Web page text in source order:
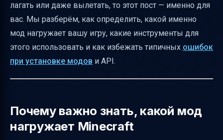
Что такое Fabric API, Architectury API и Fabric
Language Kotlin
Как правильно устанавливать API и моды
избежать
удобства
Нужно ли выделять последнюю версию
лагать или даже вылетать, то этот пост — именно для
вас. Мы разберём, как определить, какой именно
мод нагружает вашу игру, какие инструменты для
этого использовать и как избежать типичных ошибок
при установке модов и API.
Почему важно знать, какой мод
нагружает Minecraft